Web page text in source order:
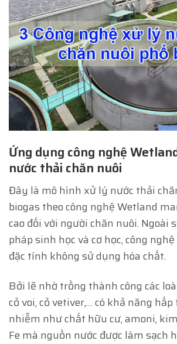
Ứng dụng công nghệ
nước thải chăn nuôi
Đây là mô hình xử lý nước thải
biogas theo công nghệ Wetland
cao đối với người chăn nuôi. Ngoài
pháp sinh học và cơ học, công
đặc tính không sử dụng hóa chất.
Bởi lẽ nhờ trồng thành công các
cỏ voi, cỏ vetiver,… có khả năng
nhiễm như chất hữu cư, amoni,
Fe mà nguồn nước được làm sạch